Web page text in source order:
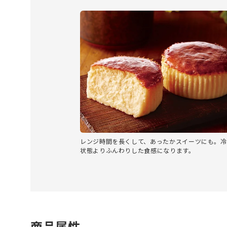
レンジ時間を長くして、あったかスイーツにも。
状態よりふんわりした食感になります。